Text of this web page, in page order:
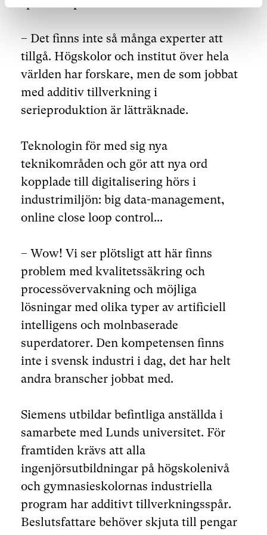
– Det finns inte så många experter att
tillgå. Högskolor och institut över hela
världen har forskare, men de som jobbat
med additiv tillverkning i
serieproduktion är lätträknade.
Teknologin för med sig nya
teknikområden och gör att nya ord
kopplade till digitalisering hörs i
industrimiljön: big data-management,
online close loop control...
– Wow! Vi ser plötsligt att här finns
problem med kvalitetssäkring och
processövervakning och möjliga
lösningar med olika typer av artificiell
intelligens och molnbaserade
superdatorer. Den kompetensen finns
inte i svensk industri i dag, det har helt
andra branscher jobbat med.
Siemens utbildar befintliga anställda i
samarbete med Lunds universitet. För
framtiden krävs att alla
ingenjörsutbildningar på högskolenivå
och gymnasieskolornas industriella
program har additivt tillverkningsspår.
Beslutsfattare behöver skjuta till pengar